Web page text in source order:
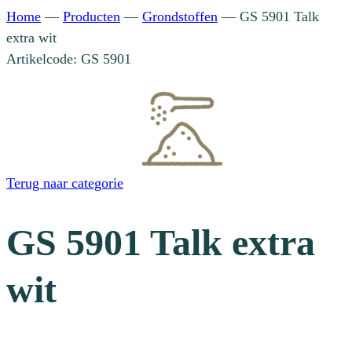
Home — Producten — Grondstoffen — GS 5901 Talk
extra wit
Artikelcode: GS 5901
Terug naar categorie
GS 5901 Talk extra
wit